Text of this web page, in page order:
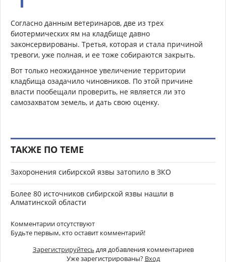
Согласно данным ветеринаров, две из трех
биотермических ям на кладбище давно
законсервированы. Третья, которая и стала причиной
тревоги, уже полная, и ее тоже собираются закрыть.
Вот только неожиданное увеличение территории
кладбища озадачило чиновников. По этой причине
власти пообещали проверить, не является ли это
самозахватом земель, и дать свою оценку.
ТАКЖЕ ПО ТЕМЕ
Захоронения сибирской язвы затопило в ЗКО
Более 80 источников сибирской язвы нашли в
Алматинской области
Комментарии отсутствуют
Будьте первым, кто оставит комментарий!
Зарегистрируйтесь для добавления комментариев
Уже зарегистрированы? Вход